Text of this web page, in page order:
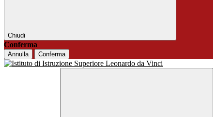
Chiudi
Conferma
Annulla Conferma